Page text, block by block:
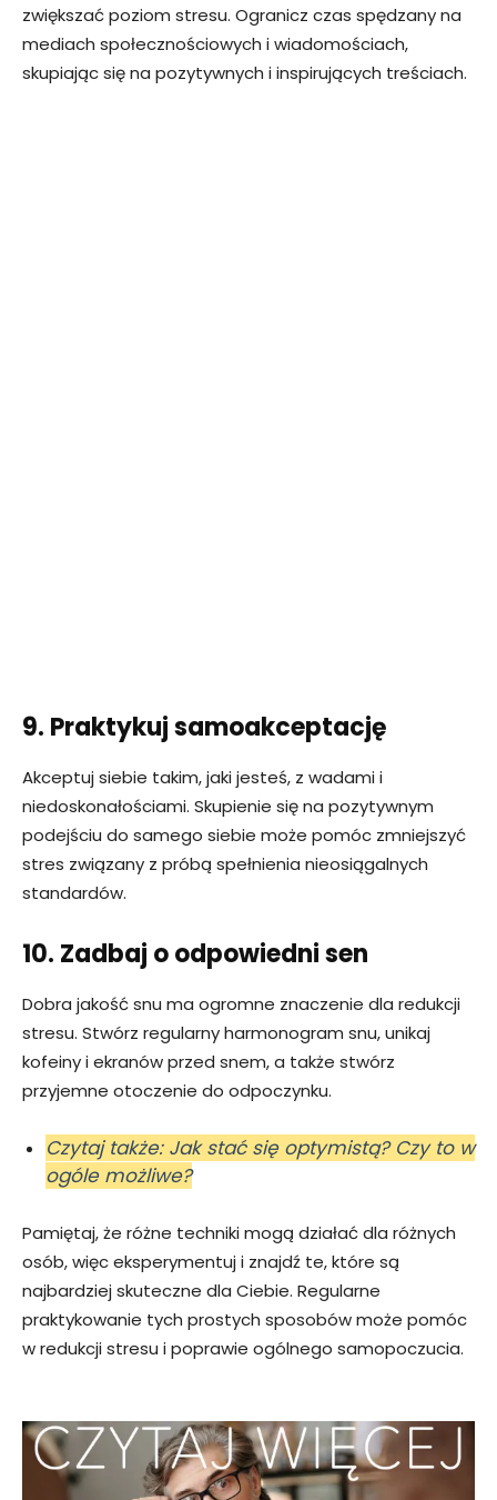
zwiększać poziom stresu. Ogranicz czas spędzany na
mediach społecznościowych i wiadomościach,
skupiając się na pozytywnych i inspirujących treściach.
9. Praktykuj samoakceptację
Akceptuj siebie takim, jaki jesteś, z wadami i
niedoskonałościami. Skupienie się na pozytywnym
podejściu do samego siebie może pomóc zmniejszyć
stres związany z próbą spełnienia nieosiągalnych
standardów.
10. Zadbaj o odpowiedni sen
Dobra jakość snu ma ogromne znaczenie dla redukcji
stresu. Stwórz regularny harmonogram snu, unikaj
kofeiny i ekranów przed snem, a także stwórz
przyjemne otoczenie do odpoczynku.
Czytaj także: Jak stać się optymistą? Czy to w
ogóle możliwe?
Pamiętaj, że różne techniki mogą działać dla różnych
osób, więc eksperymentuj i znajdź te, które są
najbardziej skuteczne dla Ciebie. Regularne
praktykowanie tych prostych sposobów może pomóc
w redukcji stresu i poprawie ogólnego samopoczucia.